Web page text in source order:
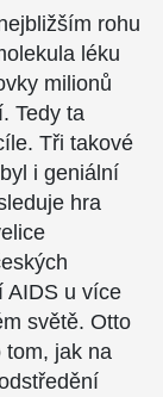
rohu
léku
milionů
Tedy ta
Tři takové
i geniální
hra
AIDS u více
světě. Otto
tom, jak na